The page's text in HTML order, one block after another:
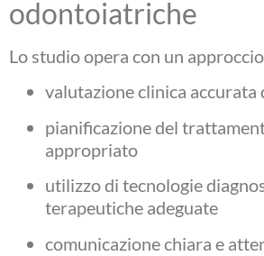
odontoiatriche
Lo studio opera con un
valutazione clinica accurata
pianificazione del
appropriato
utilizzo di tecnologie
terapeutiche adeguate
comunicazione chiara e